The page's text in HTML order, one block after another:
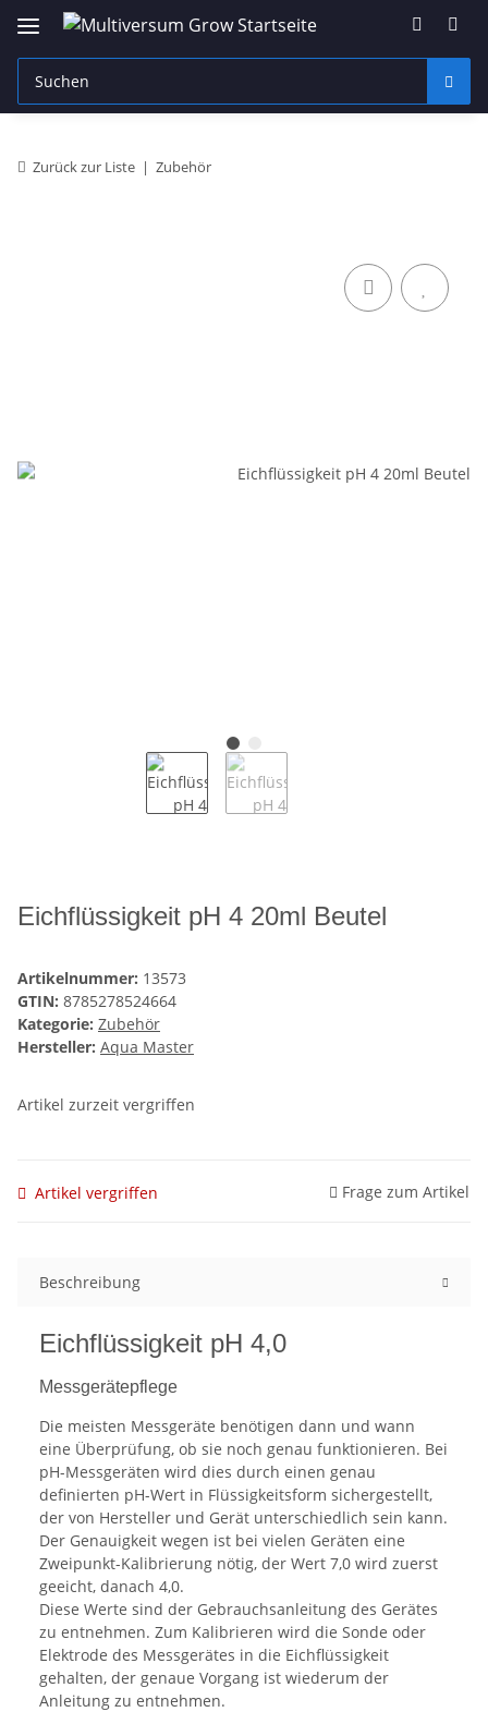
Zurück zur Liste Zubehör
Eichflüssigkeit pH 4 20ml Beutel
Artikelnummer: 13573
GTIN: 8785278524664
Kategorie: Zubehör
Hersteller: Aqua Master
Artikel zurzeit vergriffen
Artikel vergriffen Frage zum Artikel
Beschreibung
Eichflüssigkeit pH 4,0
Messgerätepflege
Die meisten Messgeräte benötigen dann und wann
eine Überprüfung, ob sie noch genau funktionieren. Bei
pH-Messgeräten wird dies durch einen genau
definierten pH-Wert in Flüssigkeitsform sichergestellt,
der von Hersteller und Gerät unterschiedlich sein kann.
Der Genauigkeit wegen ist bei vielen Geräten eine
Zweipunkt-Kalibrierung nötig, der Wert 7,0 wird zuerst
geeicht, danach 4,0.
Diese Werte sind der Gebrauchsanleitung des Gerätes
zu entnehmen. Zum Kalibrieren wird die Sonde oder
Elektrode des Messgerätes in die Eichflüssigkeit
gehalten, der genaue Vorgang ist wiederum der
Anleitung zu entnehmen.